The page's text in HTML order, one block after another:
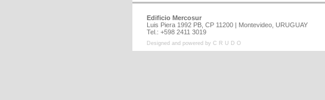
Edificio Mercosur
Luis Piera 1992 PB, CP 11200 | Montevideo, URUGUAY
Tel.: +598 2411 3019
Designed and powered by C R U D O